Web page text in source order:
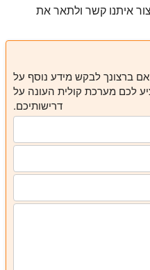
איתנו קשר ולתאר את
ברצונך לבקש מידע נוסף על
לכם מערכת קולית העונה על
דרישותיכם.